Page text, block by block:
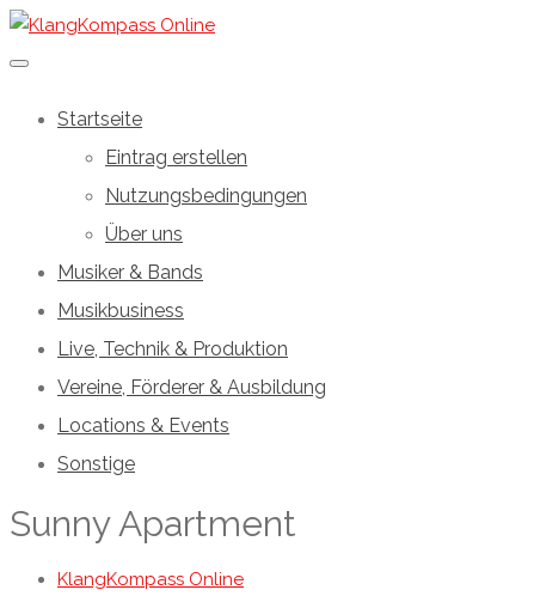
Startseite
Eintrag erstellen
Nutzungsbedingungen
Über uns
Musiker & Bands
Musikbusiness
Live, Technik & Produktion
Vereine, Förderer & Ausbildung
Locations & Events
Sonstige
Sunny Apartment
KlangKompass Online